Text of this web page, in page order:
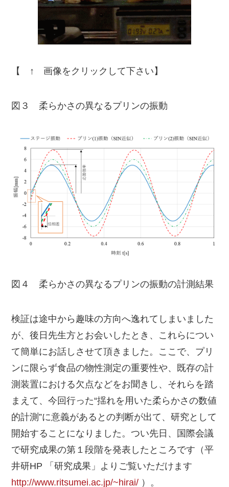
【 ↑ 画像をクリックして下さい】
図３ 柔らかさの異なるプリンの振動
図４ 柔らかさの異なるプリンの振動の計測結果
検証は途中から趣味の方向へ逸れてしまいました
が、後日先生方とお会いしたとき、これらについ
て簡単にお話しさせて頂きました。ここで、プリ
ンに限らず食品の物性測定の重要性や、既存の計
測装置における欠点などをお聞きし、それらを踏
まえて、今回行った“揺れを用いた柔らかさの数値
的計測”に意義があるとの判断が出て、研究として
開始することになりました。つい先日、国際会議
で研究成果の第１段階を発表したところです（平
井研HP 「研究成果」よりご覧いただけます
http://www.ritsumei.ac.jp/~hirai/ ）。